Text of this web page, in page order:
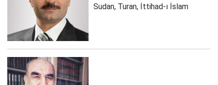
Sudan, Turan, İttihad-ı İslam